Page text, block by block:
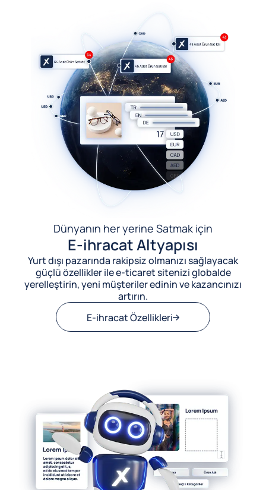
Dünyanın her yerine Satmak için
E-ihracat Altyapısı
Yurt dışı pazarında rakipsiz olmanızı sağlayacak
güçlü özellikler ile e-ticaret sitenizi globalde
yerelleştirin, yeni müşteriler edinin ve kazancınızı
artırın.
E-ihracat Özellikleri